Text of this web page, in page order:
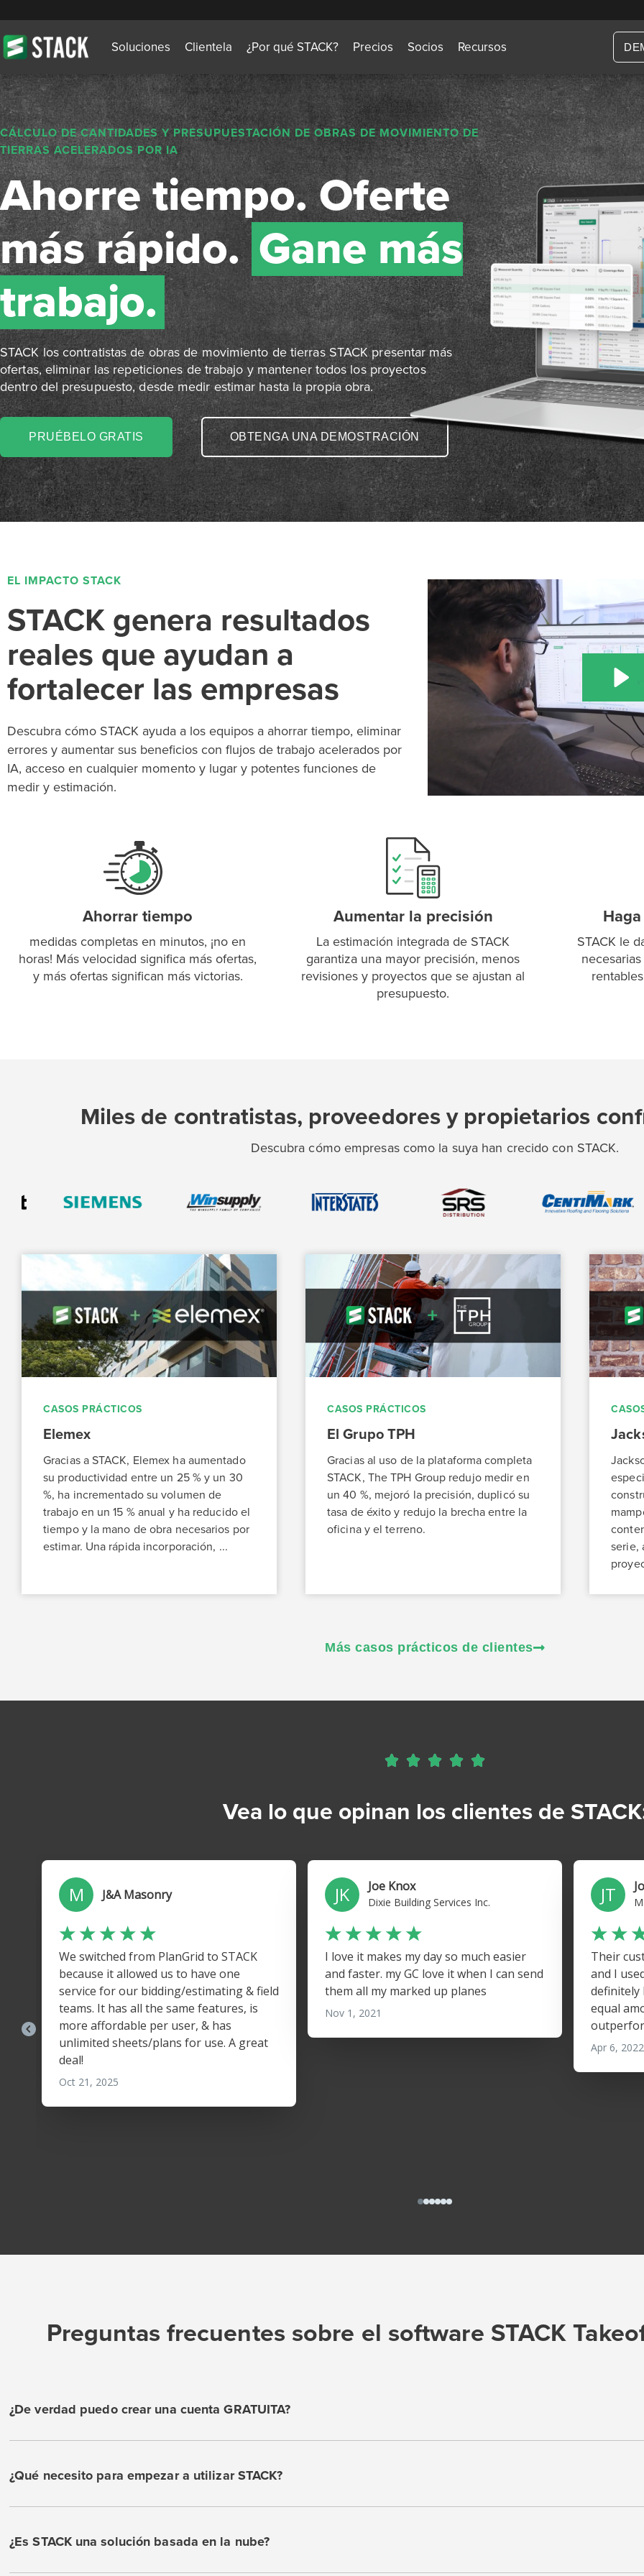
Soluciones Clientela ¿Por qué STACK? Precios Socios Recursos
CÁLCULO DE CANTIDADES Y PRESUPUESTACIÓN DE OBRAS DE MOVIMIENTO DE
TIERRAS ACELERADOS POR IA
Ahorre tiempo. Oferte
más rápido.Gane más
trabajo.
STACK los contratistas de obras de movimiento de tierras STACK presentar más
ofertas, eliminar las repeticiones de trabajo y mantener todos los proyectos
dentro del presupuesto, desde medir estimar hasta la propia obra.
PRUÉBELO GRATIS OBTENGA UNA DEMOSTRACIÓN
EL IMPACTO STACK
STACK genera resultados
reales que ayudan a
fortalecer las empresas
Descubra cómo STACK ayuda a los equipos a ahorrar tiempo, eliminar
errores y aumentar sus beneficios con flujos de trabajo acelerados por
IA, acceso en cualquier momento y lugar y potentes funciones de
medir y estimación.
Ahorrar tiempo
medidas completas en minutos, ¡no en
horas! Más velocidad significa más ofertas,
y más ofertas significan más victorias.
Aumentar la precisión
La estimación integrada de STACK
garantiza una mayor precisión, menos
revisiones y proyectos que se ajustan al
presupuesto.
STACK le
Miles de contratistas, proveedores y propietarios
Descubra cómo empresas como la suya han crecido con STACK.
CASOS PRÁCTICOS
Elemex
Gracias a STACK, Elemex ha aumentado
su productividad entre un 25 % y un 30
%, ha incrementado su volumen de
trabajo en un 15 % anual y ha reducido el
tiempo y la mano de obra necesarios por
estimar. Una rápida incorporación, ...
CASOS PRÁCTICOS
El Grupo TPH
Gracias al uso de la plataforma completa
STACK, The TPH Group redujo medir en
un 40 %, mejoró la precisión, duplicó su
tasa de éxito y redujo la brecha entre la
oficina y el terreno.
serie,
Más casos prácticos de clientes
    
Vea lo que opinan los clientes de
Preguntas frecuentes sobre el software STACK
¿De verdad puedo crear una cuenta GRATUITA?
¿Qué necesito para empezar a utilizar STACK?
¿Es STACK una solución basada en la nube?